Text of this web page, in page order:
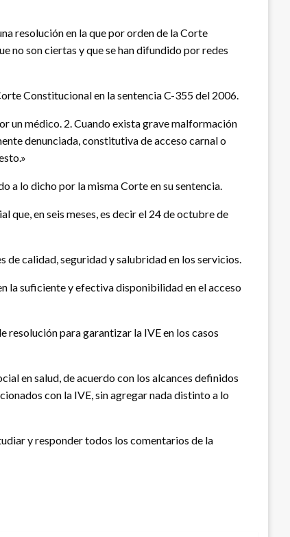
resolución en la que por orden de la Corte
no son ciertas y que se han difundido por redes
Constitucional en la sentencia C-355 del 2006.
un médico. 2. Cuando exista grave malformación
denunciada, constitutiva de acceso carnal o
a lo dicho por la misma Corte en su sentencia.
en seis meses, es decir el 24 de octubre de
calidad, seguridad y salubridad en los servicios.
la suficiente y efectiva disponibilidad en el acceso
para garantizar la IVE en los casos
en salud, de acuerdo con los alcances definidos
con la IVE, sin agregar nada distinto a lo
y responder todos los comentarios de la